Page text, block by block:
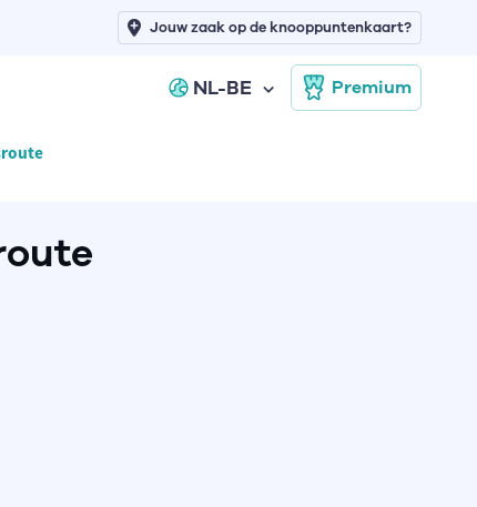
NL-BE Premium
Jouw zaak op de knooppuntenkaart?